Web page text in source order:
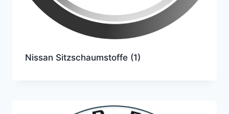
Nissan Sitzschaumstoffe (1)